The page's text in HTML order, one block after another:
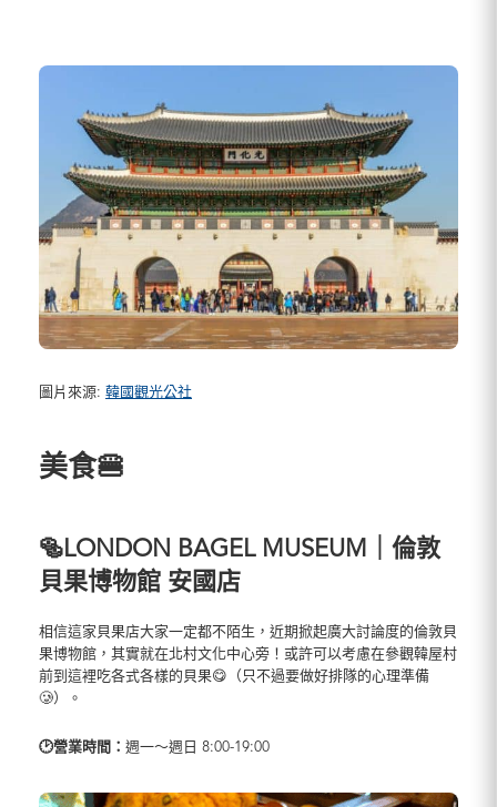
圖片來源: 韓國觀光公社
美食🍔
🥯LONDON BAGEL MUSEUM｜倫敦
貝果博物館 安國店
相信這家貝果店大家一定都不陌生，近期掀起廣大討論度的倫敦貝
果博物館，其實就在北村文化中心旁！或許可以考慮在參觀韓屋村
前到這裡吃各式各樣的貝果😋（只不過要做好排隊的心理準備
🥲）。
🕑營業時間： 週一～週日 8:00-19:00